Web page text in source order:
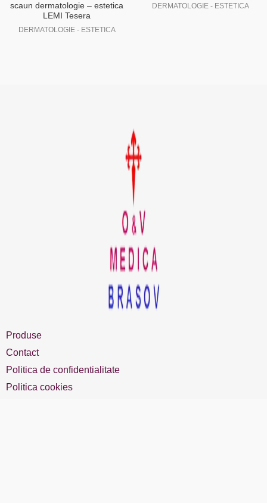
scaun dermatologie – estetica
LEMI Tesera
DERMATOLOGIE - ESTETICA
DERMATOLOGIE - ESTETICA
Produse
Contact
Politica de confidentialitate
Politica cookies